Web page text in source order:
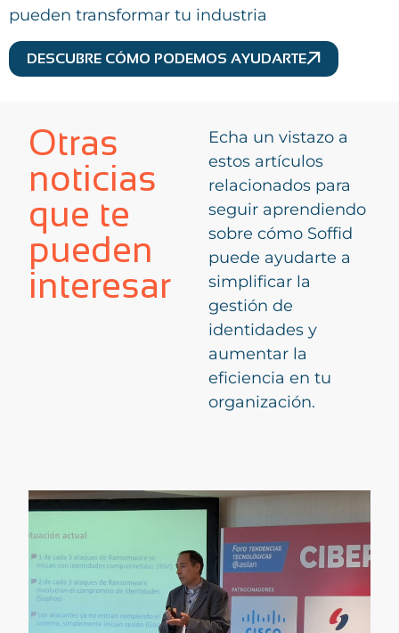
pueden transformar tu industria
DESCUBRE CÓMO PODEMOS AYUDARTE
Otras
noticias
que te
pueden
interesar
Echa un vistazo a
estos artículos
relacionados para
seguir aprendiendo
sobre cómo Soffid
puede ayudarte a
simplificar la
gestión de
identidades y
aumentar la
eficiencia en tu
organización.